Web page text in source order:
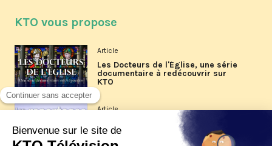
KTO vous propose
Article
Les Docteurs de l'Église, une série
documentaire à redécouvrir sur
KTO
Article
Les reportages d'été 2026 de KTO